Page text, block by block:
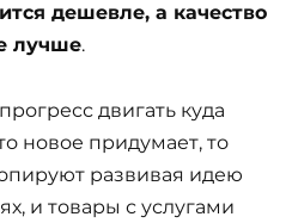
дешевле, а качество
лучше.
двигать куда
новое придумает, то
развивая идею
и товары с услугами